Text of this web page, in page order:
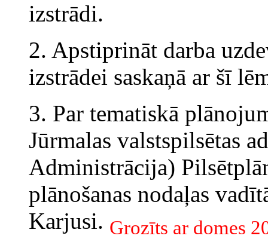
izstrādi.
2. Apstiprināt darba
izstrādei saskaņā ar šī
3. Par tematiskā
Jūrmalas valstspilsētas
Administrācija)
plānošanas nodaļas
Karjusi. Grozīts ar domes